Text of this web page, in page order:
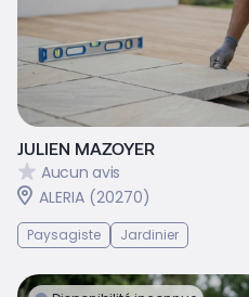
JULIEN MAZOYER
Aucun avis
ALERIA (20270)
Paysagiste Jardinier